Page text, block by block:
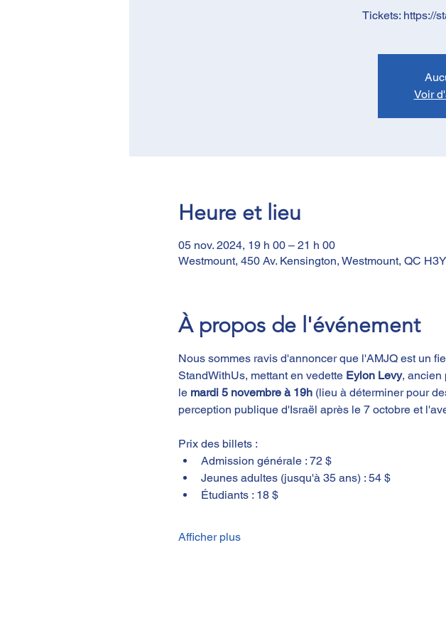
Voir
Heure et lieu
05 nov. 2024, 19 h 00 – 21 h 00
Westmount, 450 Av. Kensington, Westmount, QC
À propos de l'événement
Nous sommes ravis d'annoncer que l'AMJQ est un
StandWithUs, mettant en vedette Eylon Levy, ancien
le mardi 5 novembre à 19h (lieu à déterminer pour
perception publique d'Israël après le 7 octobre et
Prix des billets :
Admission générale : 72 $
Jeunes adultes (jusqu'à 35 ans) : 54 $
Étudiants : 18 $
Afficher plus